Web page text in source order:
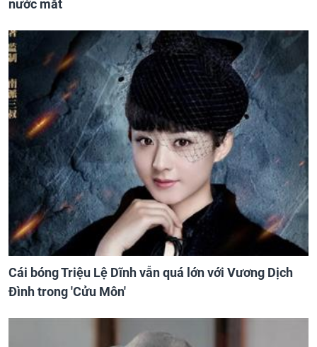
nước mắt
Cái bóng Triệu Lệ Dĩnh vẫn quá lớn với Vương Dịch
Đình trong 'Cửu Môn'